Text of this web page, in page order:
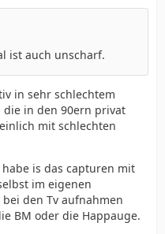
ist auch unscharf.
in sehr schlechtem
die in den 90ern privat
mit schlechten
is das capturen mit
im eigenen
den Tv aufnahmen
BM oder die Happauge.